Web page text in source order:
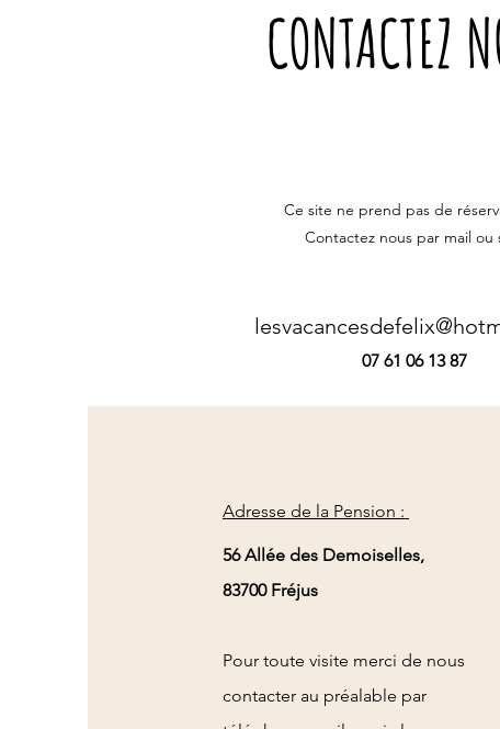
CONTACTEZ
Ce site ne prend pas de
Contactez nous par mail ou
07 61 06 13 87
Adresse de la Pension :
56 Allée des Demoiselles,
83700 Fréjus
Pour toute visite merci de nous
contacter au préalable par